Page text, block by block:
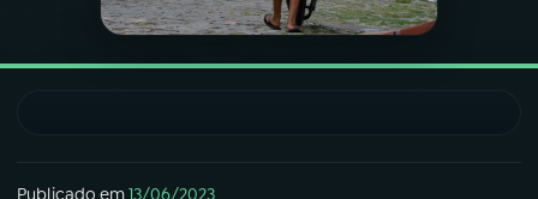
VIDEOCASTS
08FESTIVAL DE MÚSICA
Publicado em13/06/2023